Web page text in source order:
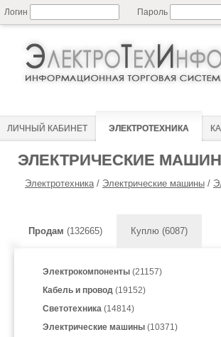
Логин Пароль
ЛИЧНЫЙ КАБИНЕТ ЭЛЕКТРОТЕХНИКА
ЭЛЕКТРИЧЕСКИЕ
Электротехника/ Электрические машины /
Продам (132665) Куплю (6087)
Электрокомпоненты (21157)
Кабель и провод (19152)
Светотехника (14814)
Электрические машины (10371)